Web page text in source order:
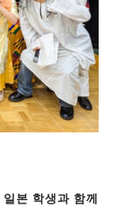
본 학생과 함께